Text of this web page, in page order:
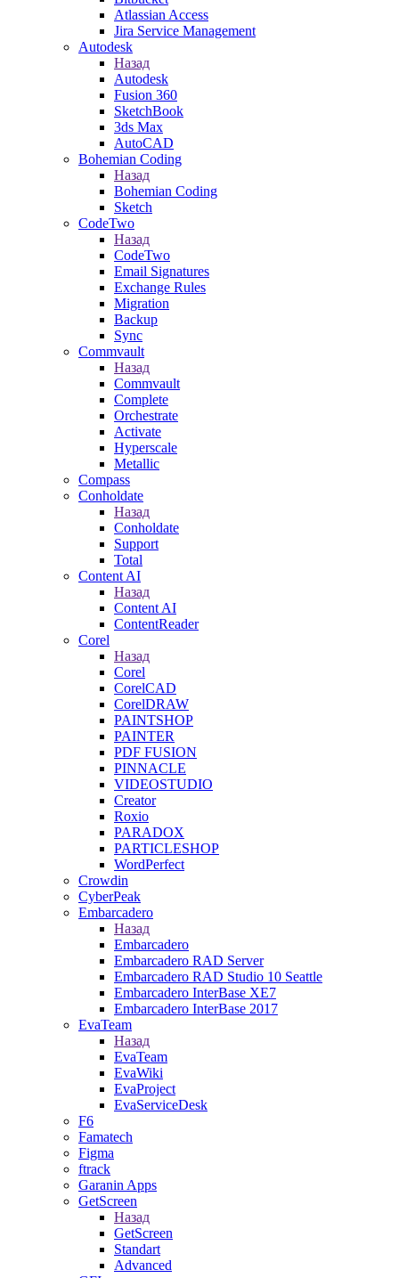
Atlassian Access
Jira Service Management
Autodesk
Назад
Autodesk
Fusion 360
SketchBook
3ds Max
AutoCAD
Bohemian Coding
Назад
Bohemian Coding
Sketch
CodeTwo
Назад
CodeTwo
Email Signatures
Exchange Rules
Migration
Backup
Sync
Commvault
Назад
Commvault
Complete
Orchestrate
Activate
Hyperscale
Metallic
Compass
Conholdate
Назад
Conholdate
Support
Total
Content AI
Назад
Content AI
ContentReader
Corel
Назад
Corel
CorelCAD
CorelDRAW
PAINTSHOP
PAINTER
PDF FUSION
PINNACLE
VIDEOSTUDIO
Creator
Roxio
PARADOX
PARTICLESHOP
WordPerfect
Crowdin
CyberPeak
Embarcadero
Назад
Embarcadero
Embarcadero RAD Server
Embarcadero RAD Studio 10 Seattle
Embarcadero InterBase XE7
Embarcadero InterBase 2017
EvaTeam
Назад
EvaTeam
EvaWiki
EvaProject
EvaServiceDesk
F6
Famatech
Figma
ftrack
Garanin Apps
GetScreen
Назад
GetScreen
Standart
Advanced